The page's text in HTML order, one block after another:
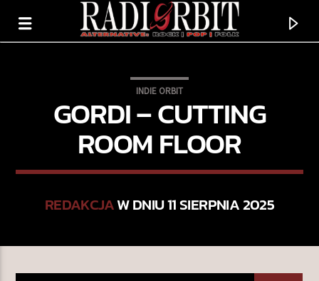
INDIE ORBIT
GORDI – CUTTING
ROOM FLOOR
REDAKCJAW DNIU 11 SIERPNIA 2025